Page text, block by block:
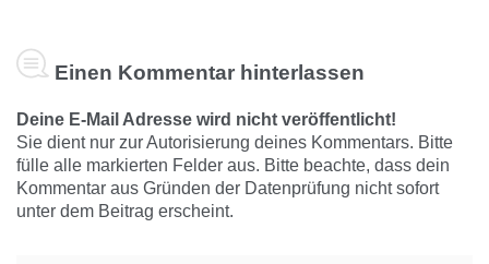
Einen Kommentar hinterlassen
Deine E-Mail Adresse wird nicht veröffentlicht!
Sie dient nur zur Autorisierung deines Kommentars. Bitte
fülle alle markierten Felder aus. Bitte beachte, dass dein
Kommentar aus Gründen der Datenprüfung nicht sofort
unter dem Beitrag erscheint.